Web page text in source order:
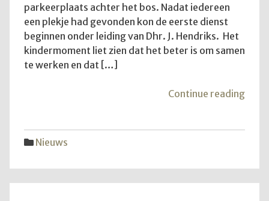
parkeerplaats achter het bos. Nadat iedereen
een plekje had gevonden kon de eerste dienst
beginnen onder leiding van Dhr. J. Hendriks. Het
kindermoment liet zien dat het beter is om samen
te werken en dat […]
Continue reading
Nieuws